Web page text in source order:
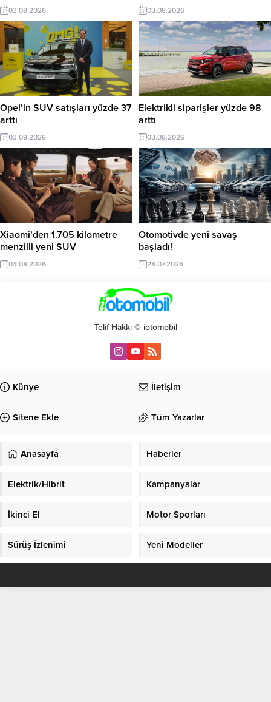
03.08.2026 03.08.2026
Opel’in SUV satışları yüzde 37
arttı
03.08.2026
Elektrikli siparişler yüzde 98
arttı
03.08.2026
Xiaomi’den 1.705 kilometre
menzilli yeni SUV
03.08.2026
Otomotivde yeni savaş
başladı!
28.07.2026
Telif Hakkı © iotomobil
Künye İletişim
Sitene Ekle Tüm Yazarlar
Anasayfa Haberler
Elektrik/Hibrit Kampanyalar
İkinci El Motor Sporları
Sürüş İzlenimi Yeni Modeller